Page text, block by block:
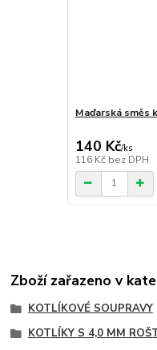
Maďarská směs
140 Kč/ks
116 Kč bez DPH
Zboží zařazeno v
KOTLÍKOVÉ SOUPRAVY
KOTLÍKY S 4,0 MM